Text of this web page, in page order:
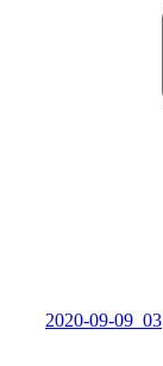
2020-09-09_03